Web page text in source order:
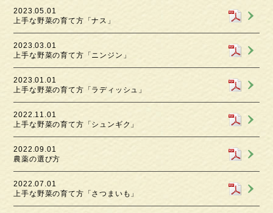
2023.05.01
上手な野菜の育て方「ナス」
2023.03.01
上手な野菜の育て方「ニンジン」
2023.01.01
上手な野菜の育て方「ラディッシュ」
2022.11.01
上手な野菜の育て方「シュンギク」
2022.09.01
農薬の選び方
2022.07.01
上手な野菜の育て方「さつまいも」